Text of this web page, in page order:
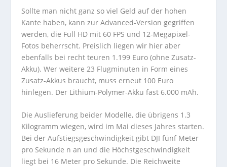
Sollte man nicht ganz so viel Geld auf der hohen
Kante haben, kann zur Advanced-Version gegriffen
werden, die Full HD mit 60 FPS und 12-Megapixel-
Fotos beherrscht. Preislich liegen wir hier aber
ebenfalls bei recht teuren 1.199 Euro (ohne Zusatz-
Akku). Wer weitere 23 Flugminuten in Form eines
Zusatz-Akkus braucht, muss erneut 100 Euro
hinlegen. Der Lithium-Polymer-Akku fast 6.000 mAh.
Die Auslieferung beider Modelle, die übrigens 1.3
Kilogramm wiegen, wird im Mai dieses Jahres starten.
Bei der Aufstiegsgeschwindigkeit gibt DJI fünf Meter
pro Sekunde n an und die Höchstgeschwindigkeit
liegt bei 16 Meter pro Sekunde. Die Reichweite